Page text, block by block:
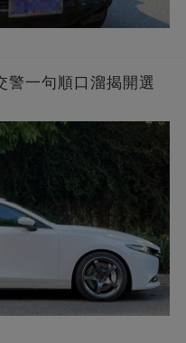
警一句順口溜揭開選